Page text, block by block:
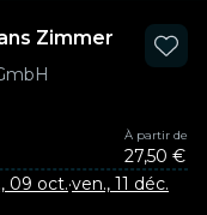
Zimmer
À partir de
27,50 €
09 oct.·ven., 11 déc.